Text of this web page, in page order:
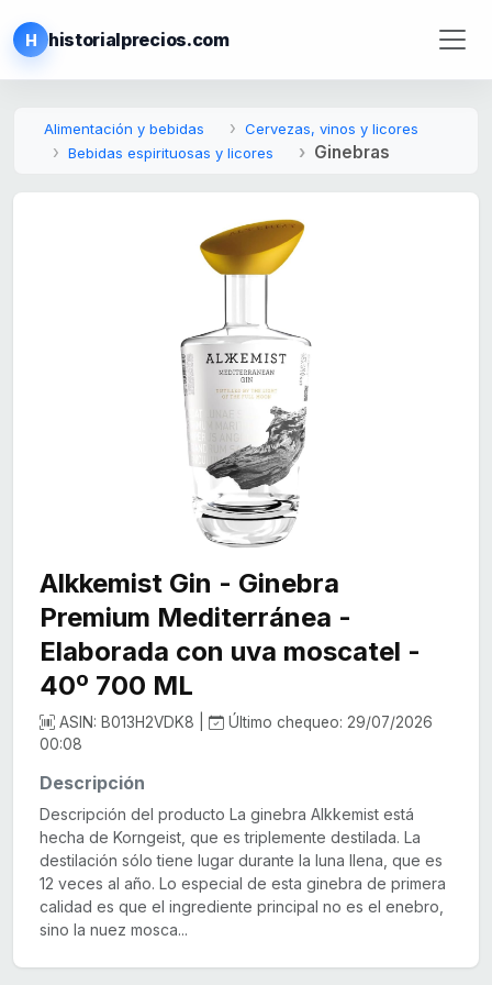
H historialprecios.com
Alimentación y bebidas
Cervezas, vinos y licores
Bebidas espirituosas y licores
Ginebras
Alkkemist Gin - Ginebra
Premium Mediterránea -
Elaborada con uva moscatel -
40º 700 ML
ASIN: B013H2VDK8 |
Último chequeo: 29/07/2026
00:08
Descripción
Descripción del producto La ginebra Alkkemist está
hecha de Korngeist, que es triplemente destilada. La
destilación sólo tiene lugar durante la luna llena, que es
12 veces al año. Lo especial de esta ginebra de primera
calidad es que el ingrediente principal no es el enebro,
sino la nuez mosca...